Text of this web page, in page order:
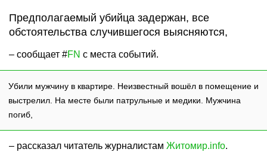
Предполагаемый убийца задержан, все
обстоятельства случившегося выясняются,
– сообщает #FN с места событий.
Убили мужчину в квартире. Неизвестный вошёл в помещение и
выстрелил. На месте были патрульные и медики. Мужчина
погиб,
– рассказал читатель журналистам Житомир.info.